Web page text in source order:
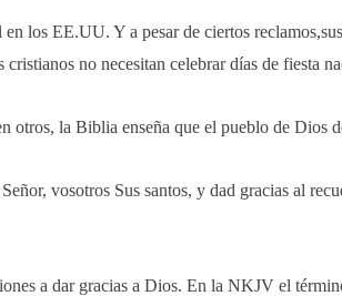
los EE.UU. Y a pesar de ciertos
no necesitan celebrar días de fiesta
otros, la Biblia enseña que el pueblo de Dios
vosotros Sus santos, y dad gracias al
a dar gracias a Dios. En la NKJV el